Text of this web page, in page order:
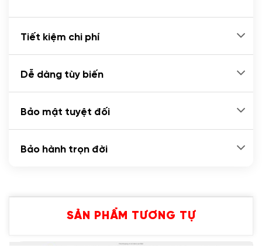
Tiết kiệm chi phí
Dễ dàng tùy biến
Bảo mật tuyệt đối
Bảo hành trọn đời
SẢN PHẨM TƯƠNG TỰ